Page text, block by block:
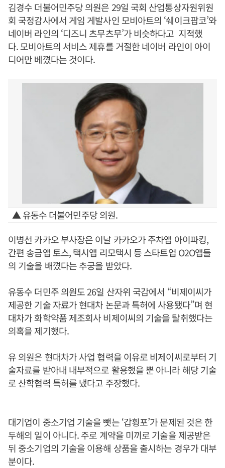
김경수 더불어민주당 의원은 29일 국회 산업통상자원위원
회 국정감사에서 게임 게발사인 모비아트의 ‘쉐이크팝코’와
네이버 라인의 ‘디즈니 츠무츠무’가 비슷하다고 지적했
다. 모비아트의 서비스 제휴를 거절한 네이버 라인이 아이
디어만 베꼈다는 것이다.
▲ 유동수 더불어민주당 의원.
이병선 카카오 부사장은 이날 카카오가 주차앱 아이파킹,
간편 송금앱 토스, 택시앱 리모택시 등 스타트업 O2O앱들
의 기술을 배꼈다는 추궁을 받았다.
유동수 더민주 의원도 26일 산자위 국감에서 “비제이씨가
제공한 기술 자료가 현대차 논문과 특허에 사용됐다”며 현
대차가 화학약품 제조회사 비제이씨의 기술을 탈취했다는
의혹을 제기했다.
유 의원은 현대차가 사업 협력을 이유로 비제이씨로부터 기
술자료를 받아내 내부적으로 활용했을 뿐 아니라 해당 기술
로 산학협력 특허를 냈다고 주장했다.
대기업이 중소기업 기술을 뺏는 ‘갑횡포’가 문제된 것은 한
두해의 일이 아니다. 주로 계약을 미끼로 기술을 제공받은
뒤 중소기업의 기술을 이용해 상품을 출시하는 경우가 대부
분이다.